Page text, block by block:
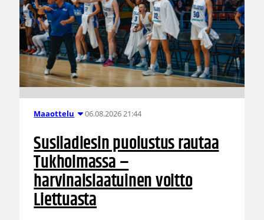
Maaottelu 06.08.2026 21:44
Susiladiesin puolustus rautaa
Tukholmassa –
harvinaislaatuinen voitto
Liettuasta